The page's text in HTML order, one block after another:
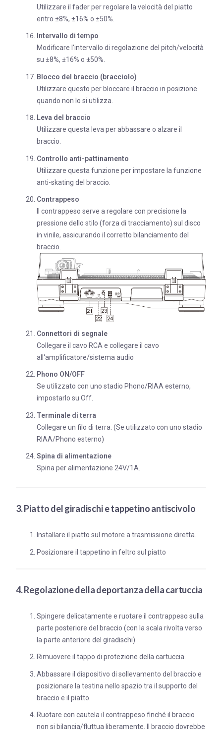
Utilizzare il fader per regolare la velocità del piatto
entro ±8%, ±16% o ±50%.
Intervallo di tempo
Modificare l'intervallo di regolazione del pitch/velocità
su ±8%, ±16% o ±50%.
Blocco del braccio (bracciolo)
Utilizzare questo per bloccare il braccio in posizione
quando non lo si utilizza.
Leva del braccio
Utilizzare questa leva per abbassare o alzare il
braccio.
Controllo anti-pattinamento
Utilizzare questa funzione per impostare la funzione
anti-skating del braccio.
Contrappeso
Il contrappeso serve a regolare con precisione la
pressione dello stilo (forza di tracciamento) sul disco
in vinile, assicurando il corretto bilanciamento del
braccio.
Connettori di segnale
Collegare il cavo RCA e collegare il cavo
all'amplificatore/sistema audio
Phono ON/OFF
Se utilizzato con uno stadio Phono/RIAA esterno,
impostarlo su Off.
Terminale di terra
Collegare un filo di terra. (Se utilizzato con uno stadio
RIAA/Phono esterno)
Spina di alimentazione
Spina per alimentazione 24V/1A.
3. Piatto del giradischi e tappetino antiscivolo
Installare il piatto sul motore a trasmissione diretta.
Posizionare il tappetino in feltro sul piatto
4. Regolazione della deportanza della cartuccia
Spingere delicatamente e ruotare il contrappeso sulla
parte posteriore del braccio (con la scala rivolta verso
la parte anteriore del giradischi).
Rimuovere il tappo di protezione della cartuccia.
Abbassare il dispositivo di sollevamento del braccio e
posizionare la testina nello spazio tra il supporto del
braccio e il piatto.
Ruotare con cautela il contrappeso finché il braccio
non si bilancia/fluttua liberamente. Il braccio dovrebbe